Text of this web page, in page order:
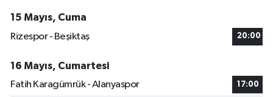
15 Mayıs, Cuma
Rizespor - Beşiktaş
20:00
16 Mayıs, Cumartesi
Fatih Karagümrük - Alanyaspor
17:00